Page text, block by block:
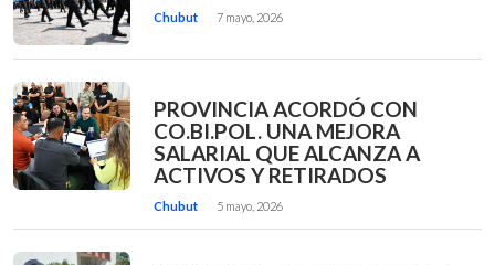
Chubut 7 mayo, 2026
PROVINCIA ACORDÓ CON
CO.BI.POL. UNA MEJORA
SALARIAL QUE ALCANZA A
ACTIVOS Y RETIRADOS
Chubut 5 mayo, 2026